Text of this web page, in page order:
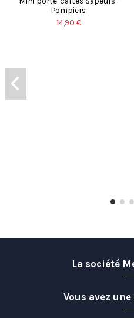
Pompiers
14,90 €
La société
Vous avez